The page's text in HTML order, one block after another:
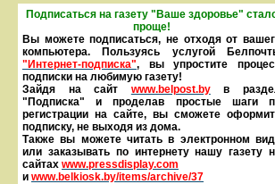
Подписаться на газету "Ваше здоровье"
проще!
Вы можете подписаться, не отходя от
компьютера. Пользуясь услугой
"Интернет-подписка", вы упростите
подписки на любимую газету!
Зайдя на сайт www.belpost.by
в
"Подписка" и проделав простые шаги
регистрации на сайте, вы сможете
под­писку, не выходя из дома.
Также вы можете читать в элек­тронном
или заказывать по интернету нашу газету
сайтах www.pressdisplay.com
и www.belkiosk.by/items/archive/37